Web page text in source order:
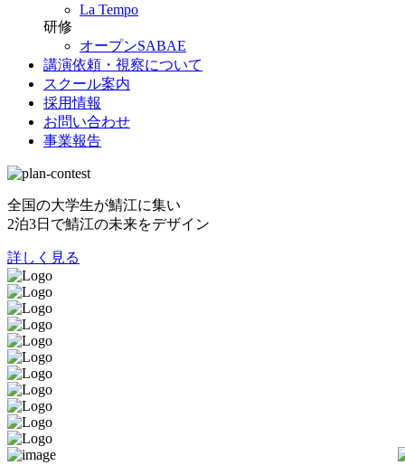
La Tempo
研修
オープンSABAE
講演依頼・視察について
スクール案内
採用情報
お問い合わせ
事業報告
全国の大学生が鯖江に集い
2泊3日で鯖江の未来をデザイン
詳しく見る